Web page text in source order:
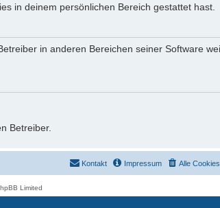
in deinem persönlichen Bereich gestattet hast.
in anderen Bereichen seiner Software
Betreiber.
Alle
Impressum
Kontakt
Limited